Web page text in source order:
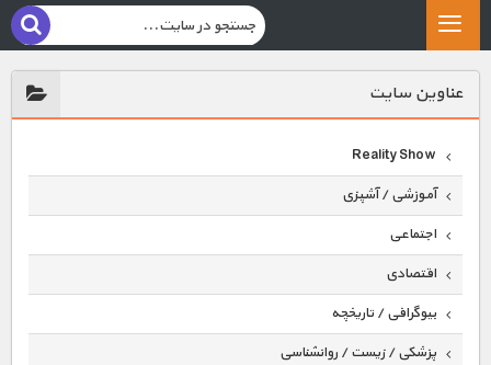
عناوين سايت
Reality Show
آموزشی / آشپزی
اجتماعی
اقتصادی
بیوگرافی / تاریخچه
پزشکی / زیست / روانشناسی